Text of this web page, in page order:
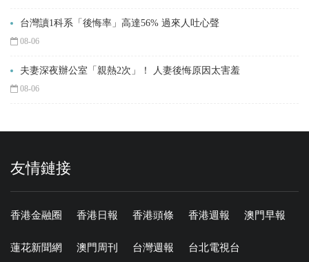
台灣讀1科系「後悔率」高達56% 過來人吐心聲
08-06
夫妻深夜辦公室「親熱2次」！ 人妻後悔原因太害羞
08-06
友情鏈接
香港金融圈 香港日報 香港頭條 香港週報 澳門早報
蓮花新聞網 澳門周刊 台灣週報 台北電視台